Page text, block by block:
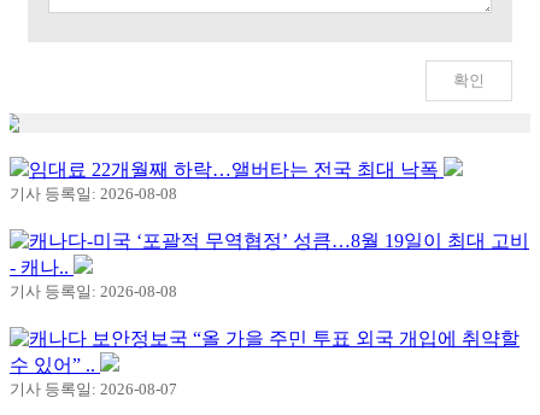
임대료 22개월째 하락…앨버타는 전국 최대 낙폭
기사 등록일: 2026-08-08
캐나다-미국 ‘포괄적 무역협정’ 성큼…8월 19일이 최대 고비
- 캐나..
기사 등록일: 2026-08-08
캐나다 보안정보국 “올 가을 주민 투표 외국 개입에 취약할
수 있어” ..
기사 등록일: 2026-08-07